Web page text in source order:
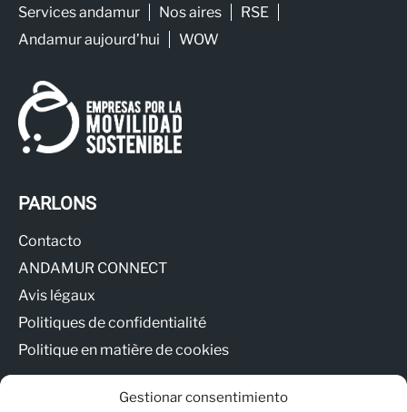
Gestionar consentimiento
Services andamur Nos aires
RSE
Andamur aujourd’hui
WOW
PARLONS
Contacto
ANDAMUR CONNECT
Avis légaux
Politiques de confidentialité
Politique en matière de cookies